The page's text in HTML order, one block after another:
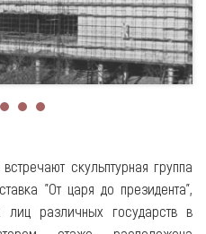
скульптурная группа
"От царя до президента",
лиц различных государств в